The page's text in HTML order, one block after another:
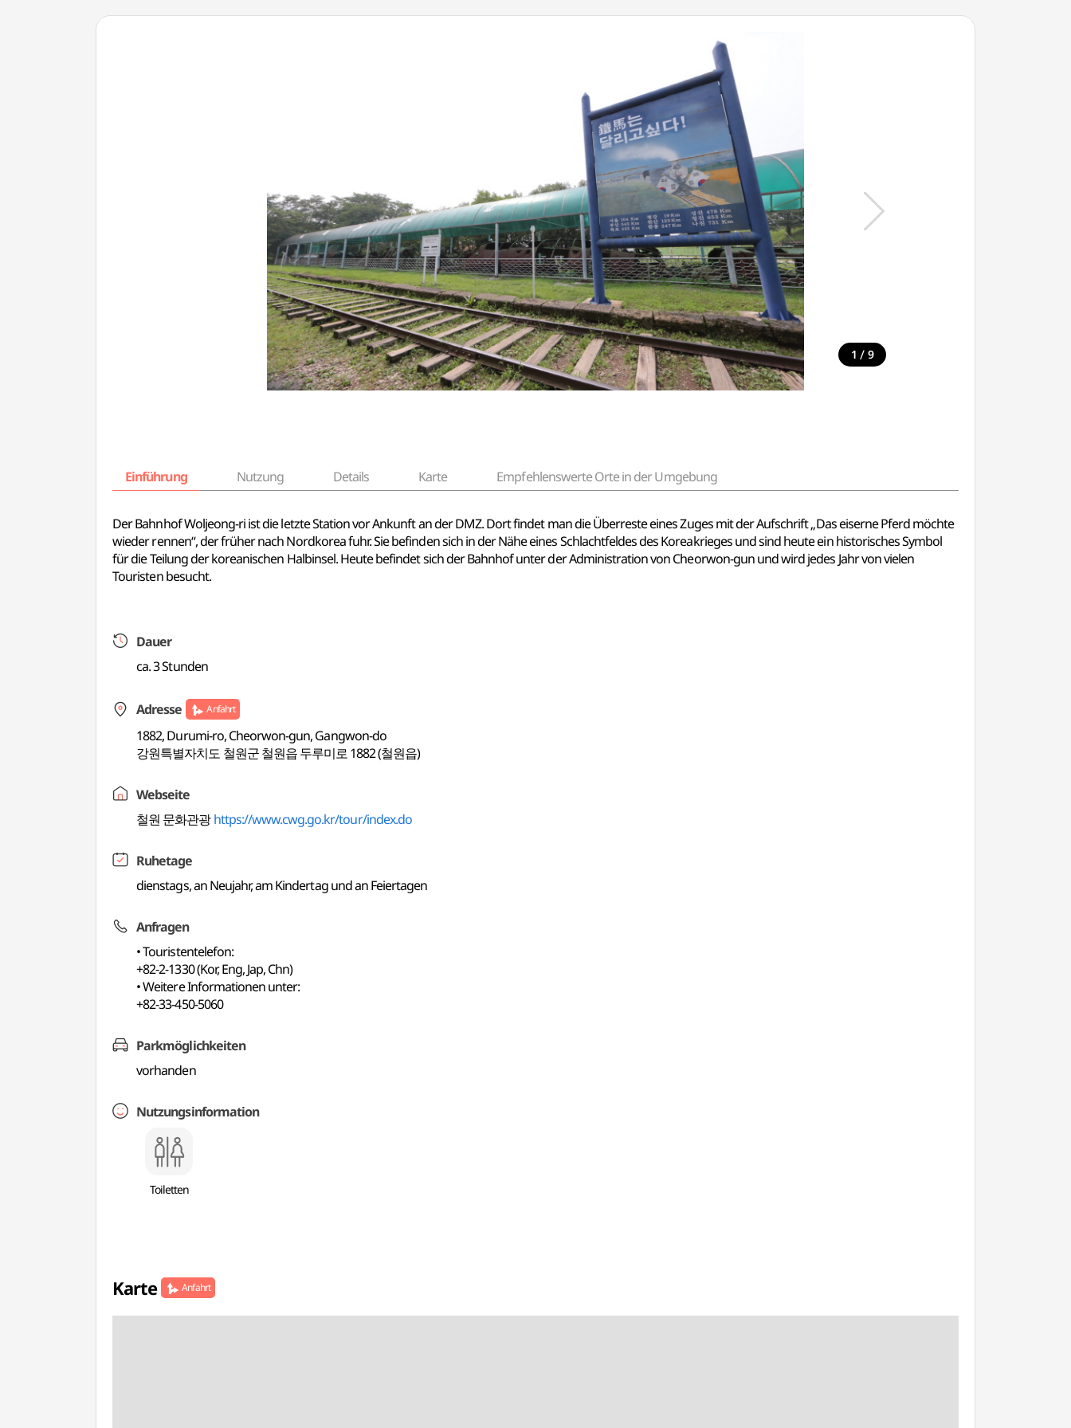
1 / 9
Einführung Nutzung Details Karte Empfehlenswerte Orte in der Umgebung
Der Bahnhof Woljeong-ri ist die letzte Station vor Ankunft an der DMZ. Dort findet man die Überreste eines Zuges mit der Aufschrift „Das eiserne Pferd möchte
wieder rennen“, der früher nach Nordkorea fuhr. Sie befinden sich in der Nähe eines Schlachtfeldes des Koreakrieges und sind heute ein historisches Symbol
für die Teilung der koreanischen Halbinsel. Heute befindet sich der Bahnhof unter der Administration von Cheorwon-gun und wird jedes Jahr von vielen
Touristen besucht.
Dauer
ca. 3 Stunden
Adresse Anfahrt
1882, Durumi-ro, Cheorwon-gun, Gangwon-do
강원특별자치도 철원군 철원읍 두루미로 1882 (철원읍)
Webseite
철원 문화관광https://www.cwg.go.kr/tour/index.do
Ruhetage
dienstags, an Neujahr, am Kindertag und an Feiertagen
Anfragen
• Touristentelefon:
+82-2-1330 (Kor, Eng, Jap, Chn)
• Weitere Informationen unter:
+82-33-450-5060
Parkmöglichkeiten
vorhanden
Nutzungsinformation
Toiletten
Karte Anfahrt